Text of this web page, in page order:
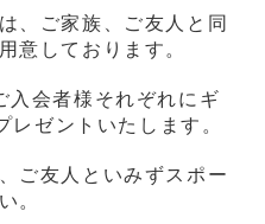
、ご家族、ご友人と同
意しております。
入会者様それぞれにギ
ゼントいたします。
ご友人といみずスポー
。